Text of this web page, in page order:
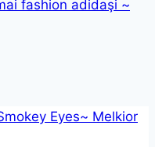
fashion adidaşi ~